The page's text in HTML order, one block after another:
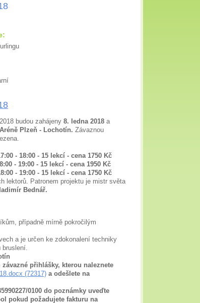
budou zahájeny 8. ledna 2018 a
Plzeň - Lochotín. Závaznou
- 18:00 - 15 lekcí - cena 1750 Kč
- 19:00 - 15 lekcí - cena 1950 Kč
- 19:00 - 15 lekcí - cena 1750 Kč
lektorů. Patronem projektu je mistr světa
Bednář.
případně mírně pokročilým
a je určen ke zdokonalení techniky
přihlášky, kterou naleznete
(72317) a odešlete na
0100 do poznámky uveďte
pokud požadujete fakturu na